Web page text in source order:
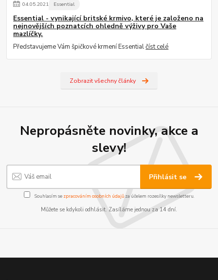
04.05.2021 Essential
Essential - vynikající britské krmivo, které je založeno na
nejnovějších poznatcích ohledně výživy pro Vaše
mazlíčky.
Představujeme Vám špičkové krmení Essentialčíst celé
Zobrazit všechny články
Nepropásněte novinky, akce a
slevy!
Přihlásit se
Souhlasím se zpracováním osobních údajůza účelem rozesílky newsletteru.
Můžete se kdykoli odhlásit. Zasíláme jednou za 14 dní.